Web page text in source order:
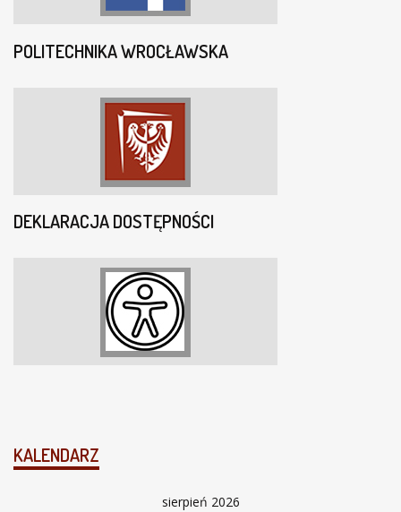
POLITECHNIKA WROCŁAWSKA
DEKLARACJA DOSTĘPNOŚCI
KALENDARZ
sierpień 2026